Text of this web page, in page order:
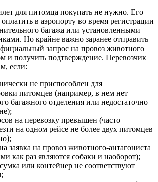
для питомца покупать не нужно. Его
оплатить в аэропорту во время регистрации
багажа или установленными
Но крайне важно заранее отправить
запрос на провоз животного
и получить подтверждение. Перевозчик
если:
не приспособлен для
питомцев (например, в нем нет
багажного отделения или недостаточно
на перевозку превышен (часто
на одном рейсе не более двух питомцев
заявка на провоз животного-антагониста
как раз являются собаки и наоборот);
или контейнер не соответствуют